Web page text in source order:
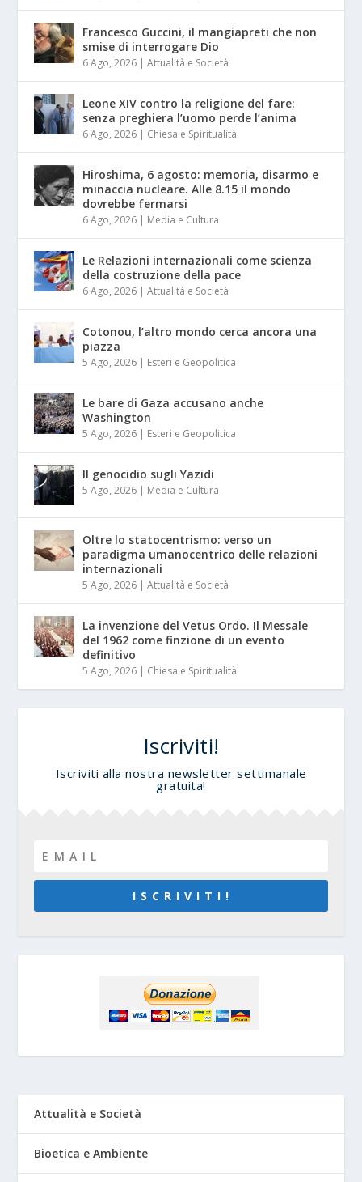
Francesco Guccini, il mangiapreti che non
smise di interrogare Dio
6 Ago, 2026 |Attualità e Società
Leone XIV contro la religione del fare:
senza preghiera l’uomo perde l’anima
6 Ago, 2026 | Chiesa e Spiritualità
Hiroshima, 6 agosto: memoria, disarmo e
minaccia nucleare. Alle 8.15 il mondo
dovrebbe fermarsi
6 Ago, 2026 | Media e Cultura
Le Relazioni internazionali come scienza
della costruzione della pace
6 Ago, 2026 |Attualità e Società
Cotonou, l’altro mondo cerca ancora una
piazza
5 Ago, 2026 | Esteri e Geopolitica
Le bare di Gaza accusano anche
Washington
5 Ago, 2026 | Esteri e Geopolitica
Il genocidio sugli Yazidi
5 Ago, 2026 | Media e Cultura
Oltre lo statocentrismo: verso un
paradigma umanocentrico delle relazioni
internazionali
5 Ago, 2026 |Attualità e Società
La invenzione del Vetus Ordo. Il Messale
del 1962 come finzione di un evento
definitivo
5 Ago, 2026 | Chiesa e Spiritualità
Iscriviti!
Iscriviti alla nostra newsletter settimanale
gratuita!
I S C R I V I T I !
Attualità e Società
Bioetica e Ambiente